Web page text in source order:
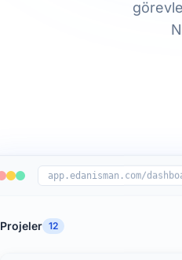
app.edanisman.com/
Projeler 12